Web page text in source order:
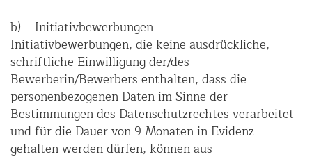
b) Initiativbewerbungen
Initiativbewerbungen, die keine ausdrückliche,
schriftliche Einwilligung der/des
Bewerberin/Bewerbers enthalten, dass die
personenbezogenen Daten im Sinne der
Bestimmungen des Datenschutzrechtes verarbeitet
und für die Dauer von 9 Monaten in Evidenz
gehalten werden dürfen, können aus